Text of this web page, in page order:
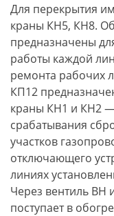
Для перекрытия
краны КН5, КН8.
предназначены
работы каждой
ремонта рабочих
КП12
краны КН1 и КН2 —
срабатывания
участков
отключающего
линиях
Через вентиль ВН
поступает в